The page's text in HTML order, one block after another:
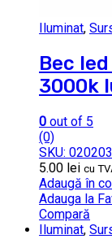
Iluminat,
Bec
3000k
0 out of 5
(0)
SKU:
5.00 lei cu
Adaugă în
Adauga la
Compară
Iluminat,